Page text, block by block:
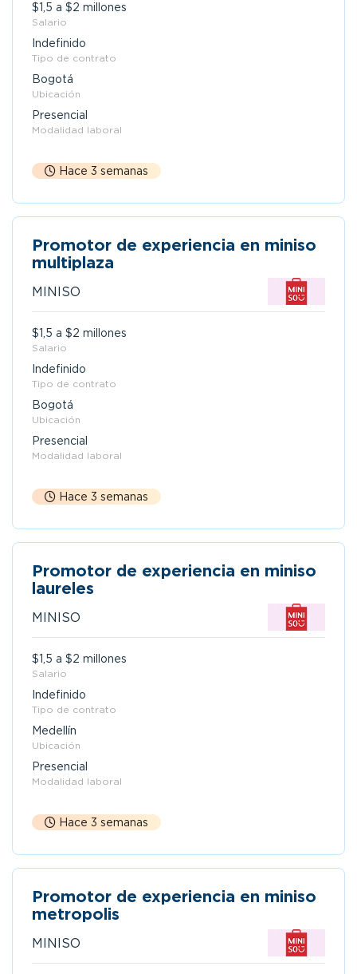
$1,5 a $2 millones
Salario
Indefinido
Tipo de contrato
Bogotá
Ubicación
Presencial
Modalidad laboral
Hace 3 semanas
Promotor de experiencia en miniso
multiplaza
MINISO
$1,5 a $2 millones
Salario
Indefinido
Tipo de contrato
Bogotá
Ubicación
Presencial
Modalidad laboral
Hace 3 semanas
Promotor de experiencia en miniso
laureles
MINISO
$1,5 a $2 millones
Salario
Indefinido
Tipo de contrato
Medellín
Ubicación
Presencial
Modalidad laboral
Hace 3 semanas
Promotor de experiencia en miniso
metropolis
MINISO